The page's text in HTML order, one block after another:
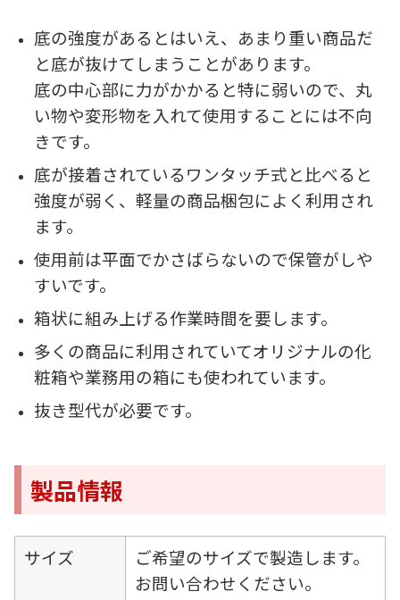
底の強度があるとはいえ、あまり重い商品だ
と底が抜けてしまうことがあります。
底の中心部に力がかかると特に弱いので、丸
い物や変形物を入れて使用することには不向
きです。
底が接着されているワンタッチ式と比べると
強度が弱く、軽量の商品梱包によく利用され
ます。
使用前は平面でかさばらないので保管がしや
すいです。
箱状に組み上げる作業時間を要します。
多くの商品に利用されていてオリジナルの化
粧箱や業務用の箱にも使われています。
抜き型代が必要です。
製品情報
サイズ
ご希望のサイズで製造します。
お問い合わせください。